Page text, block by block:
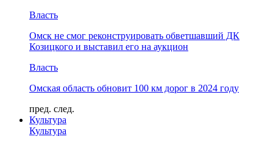
Власть
Омск не смог реконструировать обветшавший ДК
Козицкого и выставил его на аукцион
Власть
Омская область обновит 100 км дорог в 2024 году
пред. след.
Культура
Культура